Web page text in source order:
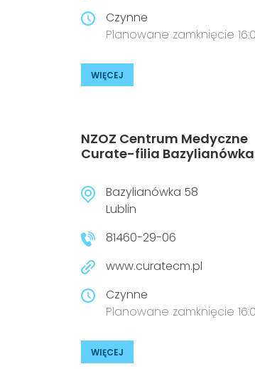
Czynne
Planowane zamknięcie
WIĘCEJ
NZOZ Centrum Medyczne
Curate-filia Bazylianówka
Bazylianówka 58
Lublin
81460-29-06
www.curatecm.pl
Czynne
Planowane zamknięcie
WIĘCEJ